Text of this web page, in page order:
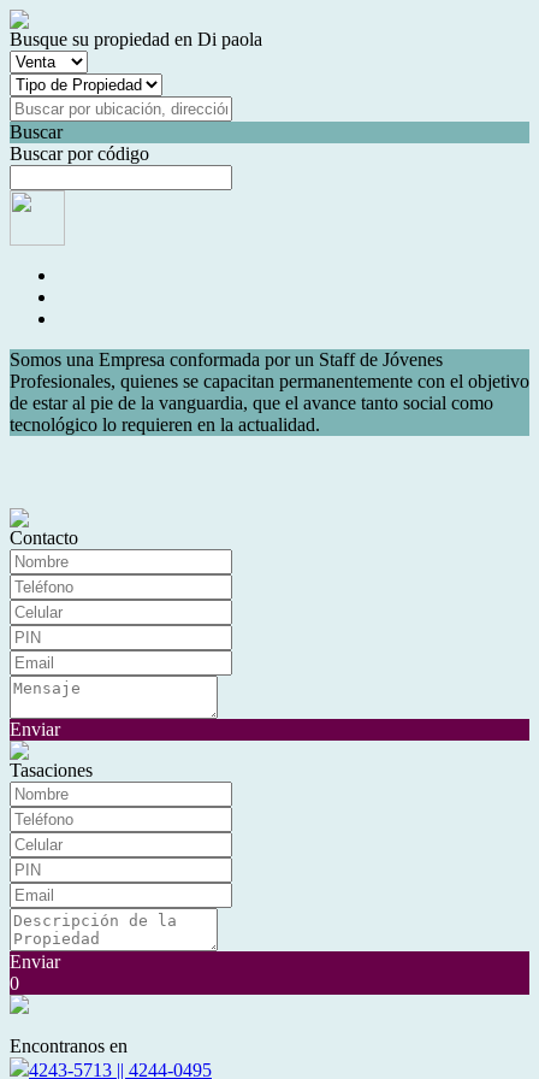
Busque su propiedad en Di paola
Buscar
Buscar por código
Somos una Empresa conformada por un Staff de Jóvenes
Profesionales, quienes se capacitan permanentemente con el objetivo
de estar al pie de la vanguardia, que el avance tanto social como
tecnológico lo requieren en la actualidad.
Contacto
Enviar
Tasaciones
Enviar
0
Encontranos en
4243-5713 || 4244-0495